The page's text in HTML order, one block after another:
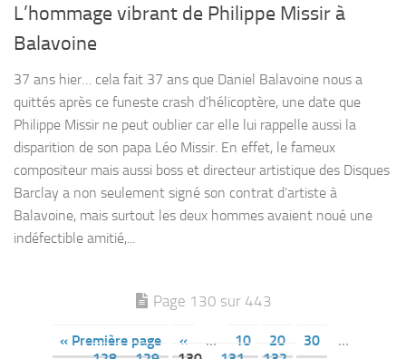
L’hommage vibrant de Philippe Missir à
Balavoine
37 ans hier… cela fait 37 ans que Daniel Balavoine nous a
quittés après ce funeste crash d’hélicoptère, une date que
Philippe Missir ne peut oublier car elle lui rappelle aussi la
disparition de son papa Léo Missir. En effet, le fameux
compositeur mais aussi boss et directeur artistique des Disques
Barclay a non seulement signé son contrat d’artiste à
Balavoine, mais surtout les deux hommes avaient noué une
indéfectible amitié,...
Page 130 sur 443
« Première page « … 10 20 30
…